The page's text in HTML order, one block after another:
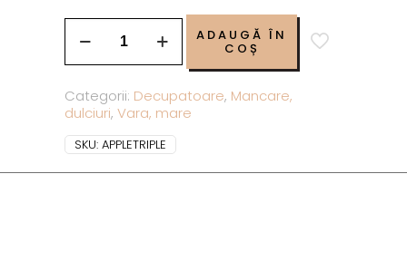
ADAUGĂ ÎN
COȘ
Categorii: Decupatoare, Mancare,
dulciuri,Vara, mare
SKU:APPLETRIPLE